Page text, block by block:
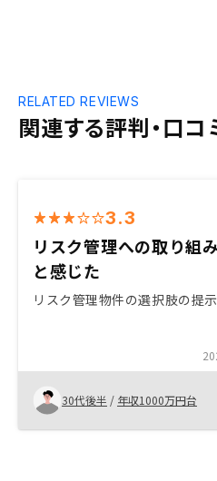
関連する評判・口コ
RELATED REVIEWS
3.3
リスク管理への取り組
と感じた
リスク管理物件の選択肢の提示
30代後半 / 年収1000万円台